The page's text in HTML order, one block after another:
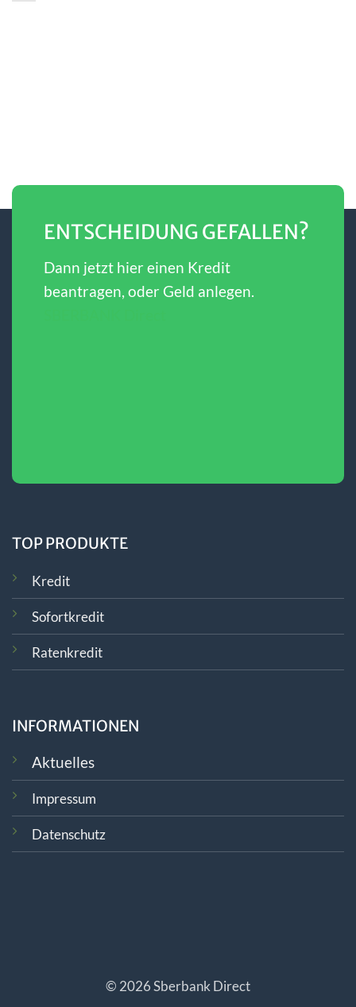
ENTSCHEIDUNG GEFALLEN?
Dann jetzt hier einen Kredit
beantragen, oder Geld anlegen.
TOP PRODUKTE
Kredit
Sofortkredit
Ratenkredit
INFORMATIONEN
Aktuelles
Impressum
Datenschutz
© 2026 Sberbank Direct